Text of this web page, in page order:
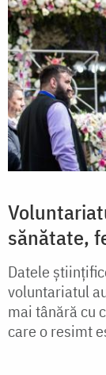
sănătate,
Datele
voluntariatul
mai tânără cu
care o resimt